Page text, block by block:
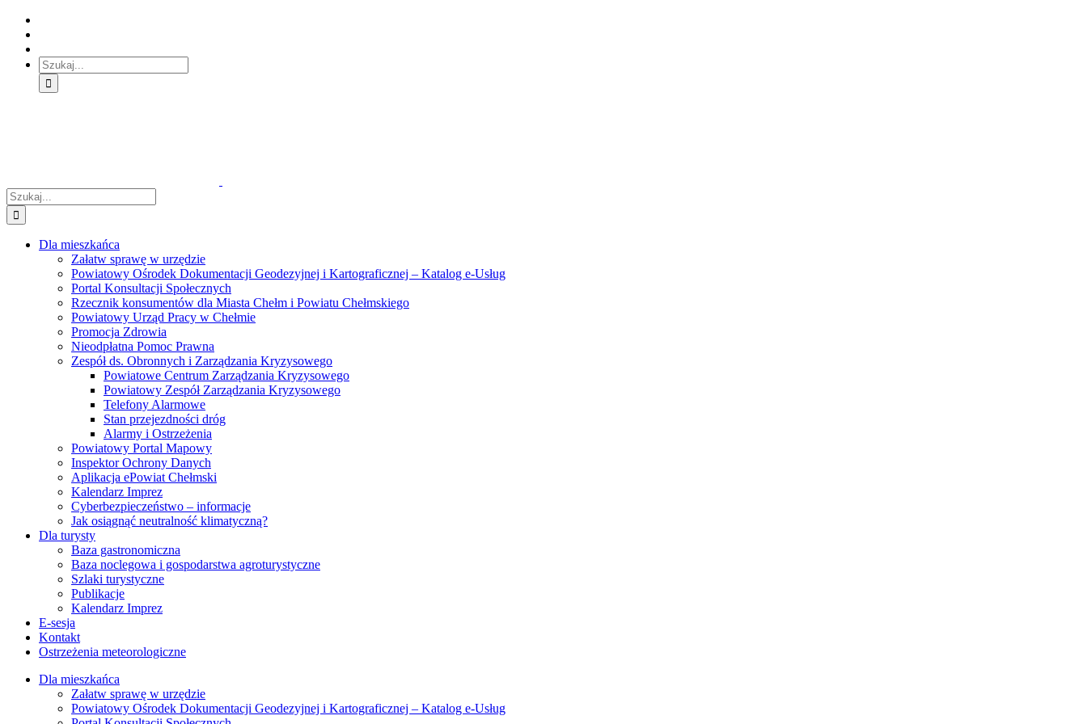
Skip
Treść
główna
Skip
Menu
główne
Skip
Menu
dodatkowe
Szukaj
Szukaj
Dla mieszkańca
Załatw sprawę w urzędzie
Powiatowy Ośrodek Dokumentacji Geodezyjnej i Kartograficznej – Katalog e-Usług
Portal Konsultacji Społecznych
Rzecznik konsumentów dla Miasta Chełm i Powiatu Chełmskiego
Powiatowy Urząd Pracy w Chełmie
Promocja Zdrowia
Nieodpłatna Pomoc Prawna
Zespół ds. Obronnych i Zarządzania Kryzysowego
Powiatowe Centrum Zarządzania Kryzysowego
Powiatowy Zespół Zarządzania Kryzysowego
Telefony Alarmowe
Stan przejezdności dróg
Alarmy i Ostrzeżenia
Powiatowy Portal Mapowy
Inspektor Ochrony Danych
Aplikacja ePowiat Chełmski
Kalendarz Imprez
Cyberbezpieczeństwo – informacje
Jak osiągnąć neutralność klimatyczną?
Dla turysty
Baza gastronomiczna
Baza noclegowa i gospodarstwa agroturystyczne
Szlaki turystyczne
Publikacje
Kalendarz Imprez
E-sesja
Kontakt
Ostrzeżenia meteorologiczne
Dla mieszkańca
Załatw sprawę w urzędzie
Powiatowy Ośrodek Dokumentacji Geodezyjnej i Kartograficznej – Katalog e-Usług